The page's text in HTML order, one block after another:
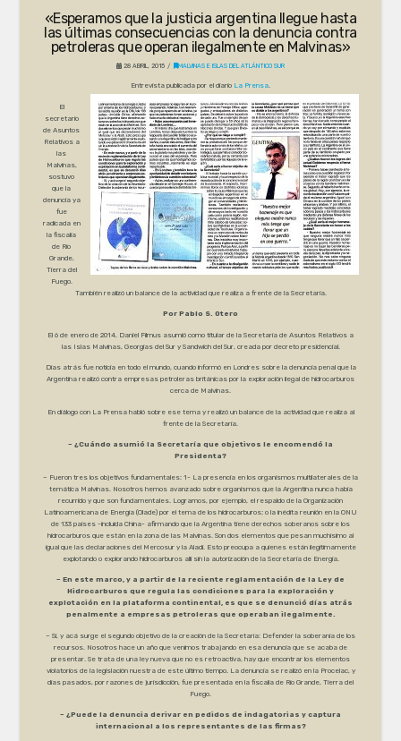
«Esperamos que la justicia argentina llegue hasta
las últimas consecuencias con la denuncia contra
petroleras que operan ilegalmente en Malvinas»
28 ABRIL, 2015 MALVINAS E ISLAS DEL ATLÁNTICO SUR
Entrevista publicada por el diario La Prensa.
El
secretario
de Asuntos
Relativos a
las
Malvinas,
sostuvo
que la
denuncia ya
fue
radicada en
la fiscalía
de Río
Grande,
Tierra del
Fuego.
También realizó un balance de la actividad que realiza a frente de la Secretaría.
Por Pablo S. Otero
El 6 de enero de 2014, Daniel Filmus asumió como titular de la Secretaría de Asuntos Relativos a
las Islas Malvinas, Georgias del Sur y Sandwich del Sur, creada por decreto presidencial.
Días atrás fue noticia en todo el mundo, cuando informó en Londres sobre la denuncia penal que la
Argentina realizó contra empresas petroleras británicas por la exploración ilegal de hidrocarburos
cerca de Malvinas.
En diálogo con La Prensa habló sobre ese tema y realizó un balance de la actividad que realiza al
frente de la Secretaría.
– ¿Cuándo asumió la Secretaría que objetivos le encomendó la
Presidenta?
– Fueron tres los objetivos fundamentales: 1- La presencia en los organismos multilaterales de la
temática Malvinas. Nosotros hemos avanzado sobre organismos que la Argentina nunca había
recurrido y que son fundamentales. Logramos, por ejemplo, el respaldo de la Organización
Latinoamericana de Energía (Olade) por el tema de los hidrocarburos; o la inédita reunión en la ONU
de 133 países -incluída China- afirmando que la Argentina tiene derechos soberanos sobre los
hidrocarburos que están en la zona de las Malvinas. Son dos elementos que pesan muchísimo al
igual que las declaraciones del Mercosur y la Aladi. Esto preocupa a quienes están ilegítimamente
explotando o explorando hidrocarburos allí sin la autorización de la Secretaria de Energía.
– En este marco, y a partir de la reciente reglamentación de la Ley de
Hidrocarburos que regula las condiciones para la exploración y
explotación en la plataforma continental, es que se denunció días atrás
penalmente a empresas petroleras que operaban ilegalmente.
– Sí, y acá surge el segundo objetivo de la creación de la Secretaría: Defender la soberanía de los
recursos. Nosotros hace un año que venimos trabajando en esa denuncia que se acaba de
presentar. Se trata de una ley nueva que no es retroactiva, hay que encontrar los elementos
violatorios de la legislación nuestra de este último tiempo. La denuncia se realizó en la Procelac, y
días pasados, por razones de jurisdicción, fue presentada en la fiscalía de Río Grande, Tierra del
Fuego.
– ¿Puede la denuncia derivar en pedidos de indagatorias y captura
internacional a los representantes de las firmas?